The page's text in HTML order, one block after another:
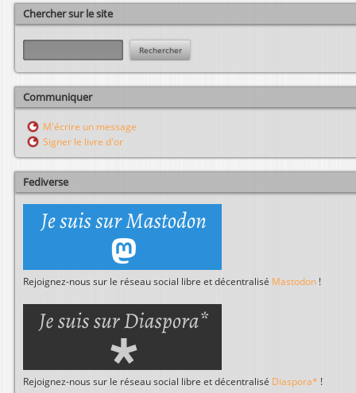
Chercher sur le site
R
e
c
h
e
h
r
Communiquer
M'écrire un message
Signer le livre d'or
Fediverse
Rejoignez-nous sur le réseau social libre et décentralisé Mastodon !
Rejoignez-nous sur le réseau social libre et décentralisé Diaspora* !